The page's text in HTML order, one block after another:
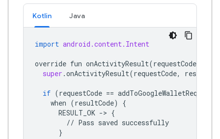
Kotlin Java
import android.content.Intent
override fun onActivityResult(requestCode
super .onActivityResult(requestCode,
if (requestCode ==
when (resultCode)
{
RESULT_OK -> {
// Pass saved successfully
}